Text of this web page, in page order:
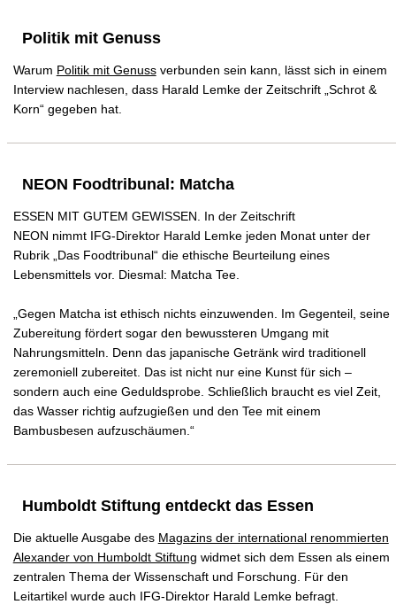
Politik mit Genuss
Warum Politik mit Genussverbunden sein kann, lässt sich in einem
Interview nachlesen, dass Harald Lemke der Zeitschrift „Schrot &
Korn“ gegeben hat.
NEON Foodtribunal: Matcha
ESSEN MIT GUTEM GEWISSEN. In der Zeitschrift
NEON nimmt IFG-Direktor Harald Lemke jeden Monat unter der
Rubrik „Das Foodtribunal“ die ethische Beurteilung eines
Lebensmittels vor. Diesmal: Matcha Tee.
„Gegen Matcha ist ethisch nichts einzuwenden. Im Gegenteil, seine
Zubereitung fördert sogar den bewussteren Umgang mit
Nahrungsmitteln. Denn das japanische Getränk wird traditionell
zeremoniell zubereitet. Das ist nicht nur eine Kunst für sich –
sondern auch eine Geduldsprobe. Schließlich braucht es viel Zeit,
das Wasser richtig aufzugießen und den Tee mit einem
Bambusbesen aufzuschäumen.“
Humboldt Stiftung entdeckt das Essen
Die aktuelle Ausgabe des Magazins der international renommierten
Alexander von Humboldt Stiftung widmet sich dem Essen als einem
zentralen Thema der Wissenschaft und Forschung. Für den
Leitartikel wurde auch IFG-Direktor Harald Lemke befragt.